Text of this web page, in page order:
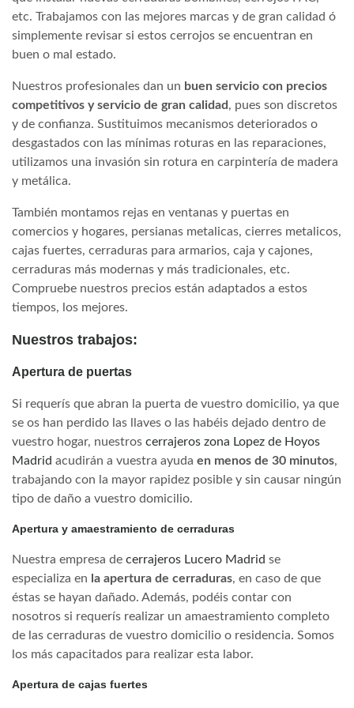
etc. Trabajamos con las mejores marcas y de gran calidad ó
simplemente revisar si estos cerrojos se encuentran en
buen o mal estado.
Nuestros profesionales dan un buen servicio con precios
competitivos y servicio de gran calidad , pues son discretos
y de confianza. Sustituimos mecanismos deteriorados o
desgastados con las mínimas roturas en las reparaciones,
utilizamos una invasión sin rotura en carpintería de madera
y metálica.
También montamos rejas en ventanas y puertas en
comercios y hogares, persianas metalicas, cierres metalicos,
cajas fuertes, cerraduras para armarios, caja y cajones,
cerraduras más modernas y más tradicionales, etc.
Compruebe nuestros precios están adaptados a estos
tiempos, los mejores.
Nuestros trabajos:
Apertura de puertas
Si requerís que abran la puerta de vuestro domicilio, ya que
se os han perdido las llaves o las habéis dejado dentro de
vuestro hogar, nuestros cerrajeros zona Lopez de Hoyos
Madrid acudirán a vuestra ayuda en menos de 30 minutos,
trabajando con la mayor rapidez posible y sin causar ningún
tipo de daño a vuestro domicilio.
Apertura y amaestramiento de cerraduras
Nuestra empresa de cerrajeros Lucero Madrid se
especializa en la apertura de cerraduras, en caso de que
éstas se hayan dañado. Además, podéis contar con
nosotros si requerís realizar un amaestramiento completo
de las cerraduras de vuestro domicilio o residencia. Somos
los más capacitados para realizar esta labor.
Apertura de cajas fuertes